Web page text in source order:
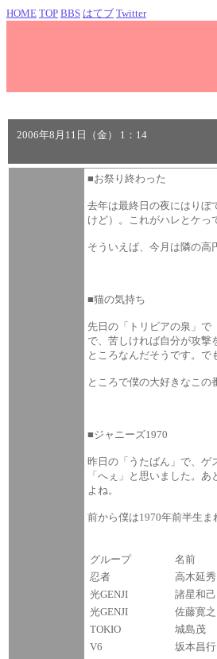
HOME TOP BBS はてブ Twitter
2006年8月11日（金） 1：14
■お祭り終わった
去年は最終日の夜にはりぼ
けど）。これがハレとケっ
そういえば、今月は隣の高
■猫の気持ち
先日の「トリビアの泉」で
で、苦しければ自分が攻撃
ところなんだそうです。で
ところで僕の大好きなこの
■ジャニーズ1970
昨日の「うたばん」で、ゲ
「へぇ」と思いました。
よね。
前から僕は1970年前半生
グループ 名前
忍者
高木延秀
光GENJI
諸星和己
光GENJI
佐藤寛之
TOKIO
城島茂
V6
坂本昌行